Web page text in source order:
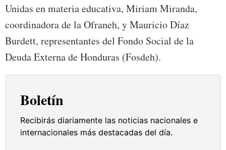
Unidas en materia educativa, Miriam Miranda,
coordinadora de la Ofraneh, y Mauricio Díaz
Burdett, representantes del Fondo Social de la
Deuda Externa de Honduras (Fosdeh).
Boletín
Recibirás diariamente las noticias nacionales e
internacionales más destacadas del día.